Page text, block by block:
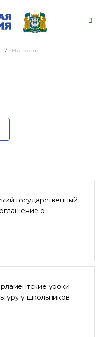
Новости
государственный
о
уроки
у школьников